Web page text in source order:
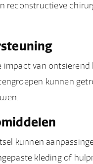
reconstructieve
impact van
kunnen
kunnen
kleding of